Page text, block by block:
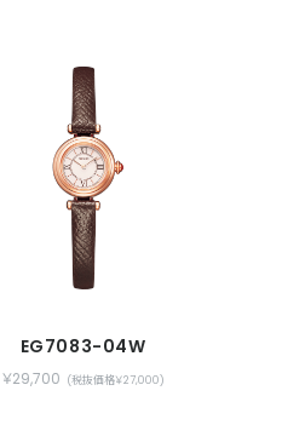
EG7083-04W
￥29,700 (税抜価格￥27,000)